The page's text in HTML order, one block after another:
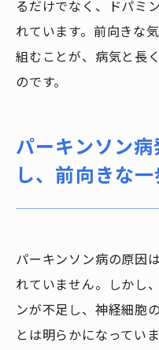
るだけでなく、ドパミ
れています。前向きな
組むことが、病気と長
のです。
パーキンソン
し、前向きな
パーキンソン病の原因
れていません。しかし
ンが不足し、神経細胞
とは明らかになっていま